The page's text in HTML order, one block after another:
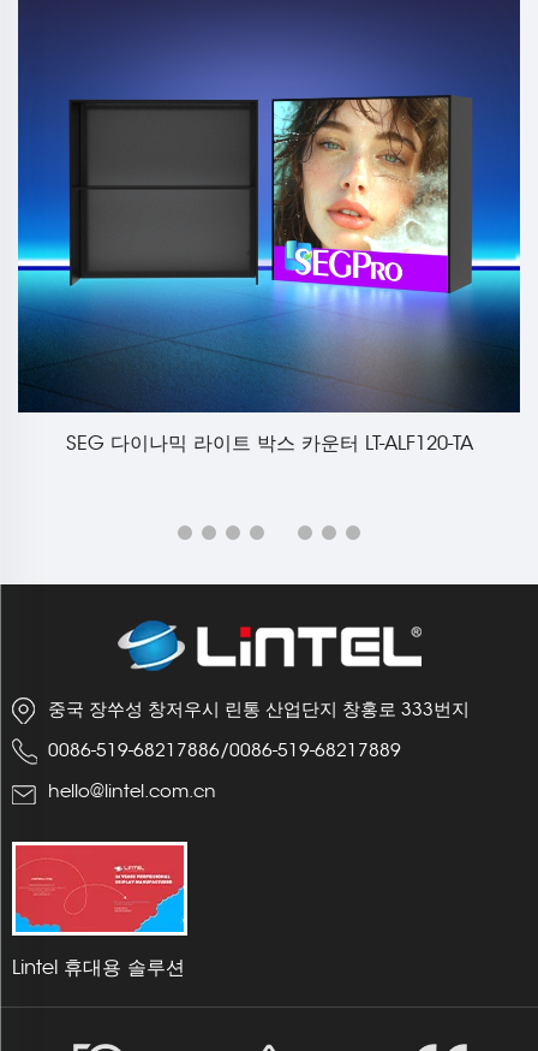
SEG 다이나믹 라이트 박스 카운터 LT-ALF120-TA
중국 장쑤성 창저우시 린통 산업단지 창홍로 333번지
0086-519-68217886/0086-519-68217889
hello@lintel.com.cn
Lintel 휴대용 솔루션